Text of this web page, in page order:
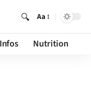
Aa
Infos Nutrition